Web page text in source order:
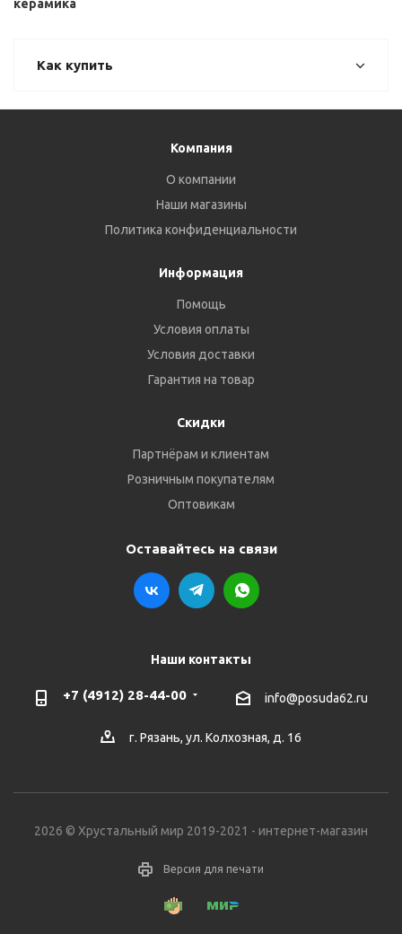
керамика
Как купить
Компания
О компании
Наши магазины
Политика конфиденциальности
Информация
Помощь
Условия оплаты
Условия доставки
Гарантия на товар
Скидки
Партнёрам и клиентам
Розничным покупателям
Оптовикам
Оставайтесь на связи
Наши контакты
+7 (4912) 28-44-00 info@posuda62.ru
г. Рязань, ул. Колхозная, д. 16
2026 © Хрустальный мир 2019-2021 - интернет-магазин
Версия для печати